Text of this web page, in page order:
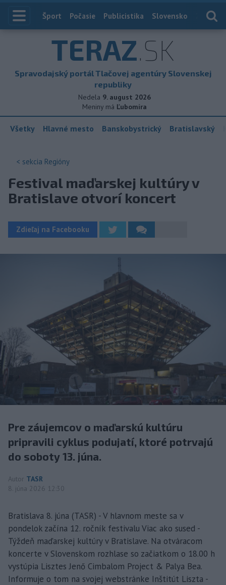
Index
Šport Počasie Publicistika Slovensko
TERAZ.SK
Spravodajský portál Tlačovej agentúry Slovenskej
republiky
Nedela 9. august 2026
Meniny má Ľubomíra
Všetky Hlavné mesto Banskobystrický Bratislavský
< sekcia Regióny
Festival maďarskej kultúry v
Bratislave otvorí koncert
Zdieľaj na Facebooku
Pre záujemcov o maďarskú kultúru
pripravili cyklus podujatí, ktoré potrvajú
do soboty 13. júna.
Autor TASR
8. júna 2026 12:30
Bratislava 8. júna (TASR) - V hlavnom meste sa v
pondelok začína 12. ročník festivalu Viac ako sused -
Týždeň maďarskej kultúry v Bratislave. Na otváracom
koncerte v Slovenskom rozhlase so začiatkom o 18.00 h
vystúpia Lisztes Jenő Cimbalom Project & Palya Bea.
Informuje o tom na svojej webstránke Inštitút Liszta -